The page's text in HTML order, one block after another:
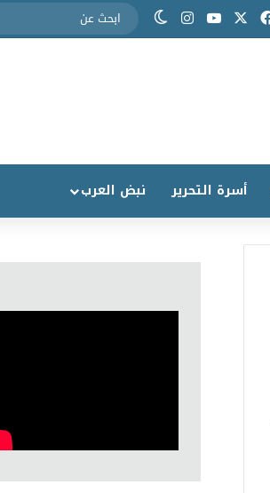
أسرة التحرير نبض العرب